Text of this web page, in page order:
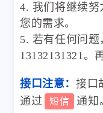
4. 我们将继续努
您的需求。
5. 若有任何问题
13132131321。
接口注意： 接口
通过
短信 通知